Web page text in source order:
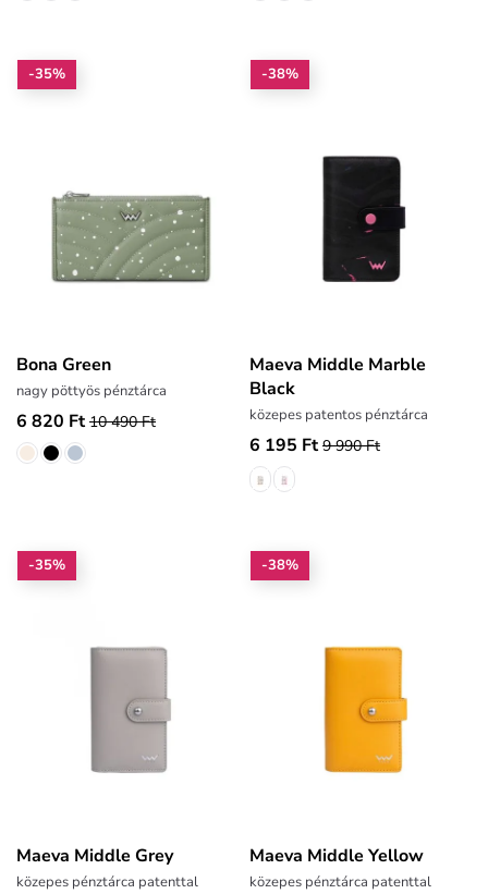
-35%
Bona Green
nagy pöttyös pénztárca
6 820 Ft 10 490 Ft
-38%
Maeva Middle Marble
Black
közepes patentos pénztárca
6 195 Ft 9 990 Ft
-35%
Maeva Middle Grey
közepes pénztárca patenttal
-38%
Maeva Middle Yellow
közepes pénztárca patenttal